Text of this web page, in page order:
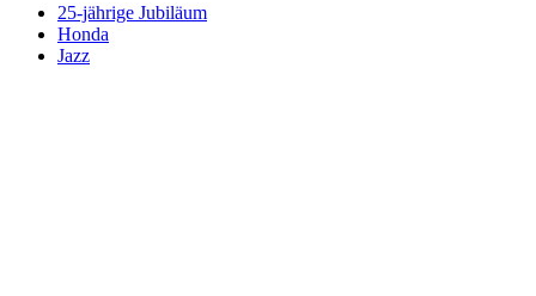
25‑jährige Jubiläum
Honda
Jazz